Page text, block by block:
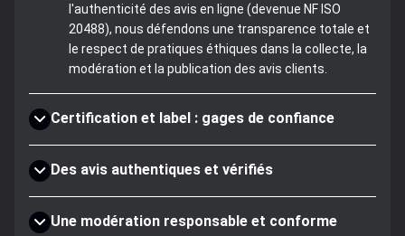
l'authenticité des avis en ligne (devenue NF ISO
20488), nous défendons une transparence totale et
le respect de pratiques éthiques dans la collecte, la
modération et la publication des avis clients.
Certification et label : gages de confiance
Des avis authentiques et vérifiés
Une modération responsable et conforme